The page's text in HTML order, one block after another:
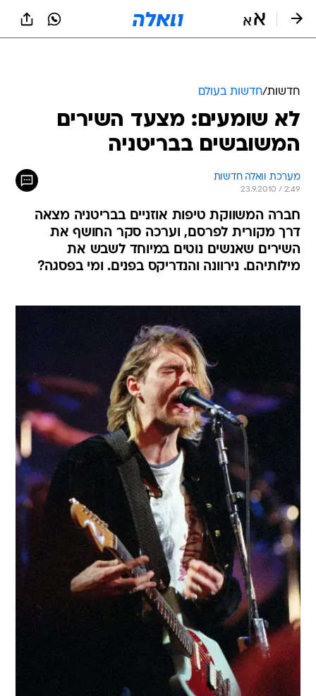
חדשות/חדשות בעולם
לא שומעים: מצעד השירים
המשובשים בבריטניה
מערכת וואלה חדשות
23.9.2010 / 2:49
חברה המשווקת טיפות אוזניים בבריטניה מצאה
דרך מקורית לפרסם, וערכה סקר החושף את
השירים שאנשים נוטים במיוחד לשבש את
מילותיהם. נירוונה והנדריקס בפנים. ומי בפסגה?